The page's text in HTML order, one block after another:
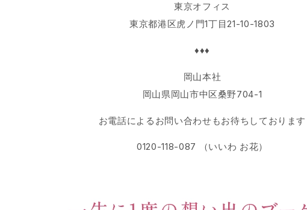
東京オフィス
東京都港区虎ノ門1丁目21-10-1803
♦♦♦
岡山本社
岡山県岡山市中区桑野704-1
お電話によるお問い合わせもお待ちしております
0120-118-087 （いいわ お花）